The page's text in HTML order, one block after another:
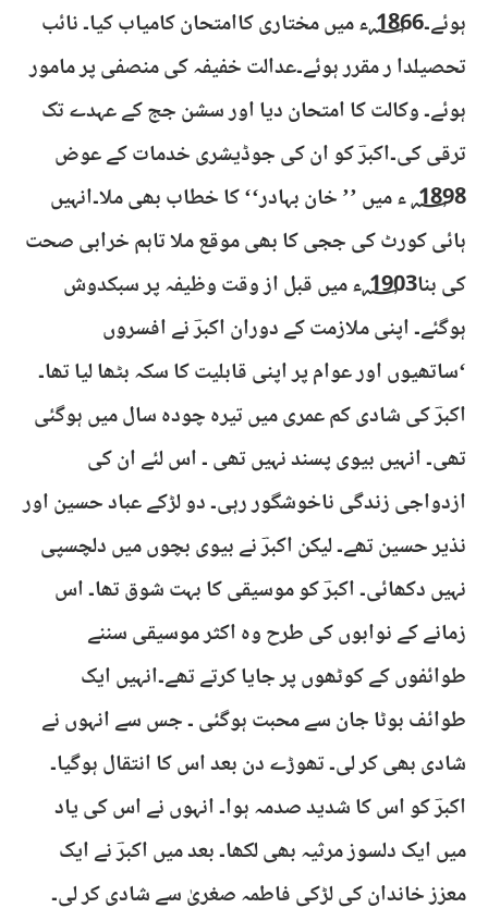
ہوئے۔1866 ؁ء میں مختاری کاامتحان کامیاب کیا۔ نائب
تحصیلدا ر مقرر ہوئے۔عدالت خفیفہ کی منصفی پر مامور
ہوئے۔ وکالت کا امتحان دیا اور سشن جج کے عہدے تک
ترقی کی۔اکبرؔ کو ان کی جوڈیشری خدمات کے عوض
1898 ؁ ء میں ’’ خان بہادر‘‘ کا خطاب بھی ملا۔انہیں
ہائی کورٹ کی ججی کا بھی موقع ملا تاہم خرابی صحت
کی بنا1903 ؁ء میں قبل از وقت وظیفہ پر سبکدوش
ہوگئے۔ اپنی ملازمت کے دوران اکبرؔ نے افسروں
‘ساتھیوں اور عوام پر اپنی قابلیت کا سکہ بٹھا لیا تھا۔
اکبرؔ کی شادی کم عمری میں تیرہ چودہ سال میں ہوگئی
تھی۔ انہیں بیوی پسند نہیں تھی ۔ اس لئے ان کی
ازدواجی زندگی ناخوشگور رہی۔ دو لڑکے عباد حسین اور
نذیر حسین تھے۔ لیکن اکبرؔ نے بیوی بچوں میں دلچسپی
نہیں دکھائی۔ اکبرؔ کو موسیقی کا بہت شوق تھا۔ اس
زمانے کے نوابوں کی طرح وہ اکثر موسیقی سننے
طوائفوں کے کوٹھوں پر جایا کرتے تھے۔انہیں ایک
طوائف بوٹا جان سے محبت ہوگئی ۔ جس سے انہوں نے
شادی بھی کر لی۔ تھوڑے دن بعد اس کا انتقال ہوگیا۔
اکبرؔ کو اس کا شدید صدمہ ہوا۔ انہوں نے اس کی یاد
میں ایک دلسوز مرثیہ بھی لکھا۔ بعد میں اکبرؔ نے ایک
معزز خاندان کی لڑکی فاطمہ صغریٰ سے شادی کر لی۔